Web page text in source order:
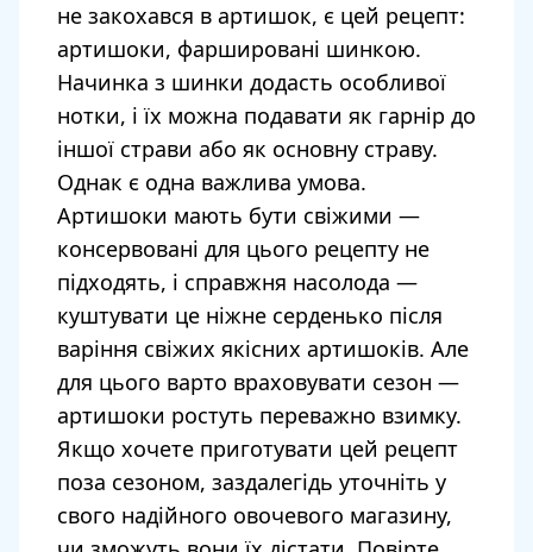
не закохався в артишок, є цей рецепт:
артишоки, фаршировані шинкою.
Начинка з шинки додасть особливої
нотки, і їх можна подавати як гарнір до
іншої страви або як основну страву.
Однак є одна важлива умова.
Артишоки мають бути свіжими —
консервовані для цього рецепту не
підходять, і справжня насолода —
куштувати це ніжне серденько після
варіння свіжих якісних артишоків. Але
для цього варто враховувати сезон —
артишоки ростуть переважно взимку.
Якщо хочете приготувати цей рецепт
поза сезоном, заздалегідь уточніть у
свого надійного овочевого магазину,